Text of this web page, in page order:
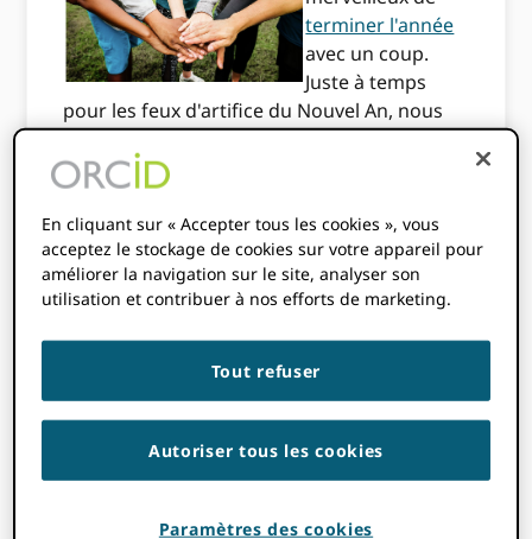
terminer l'année
avec un coup.
Juste à temps
pour les feux d'artifice du Nouvel An, nous
avons franchi une étape importante : 1,000
5,000 membres ! De plus, environ XNUMX
XNUMX chercheurs créent un iD tous les
jours, et notre API est maintenant utilisée
environ 100 millions de fois par mois !
Les chercheurs sont au cœur de tout ce que
temps à travailler avec des communautés
clés - éditeurs, instituts de recherche et
bailleurs de fonds - pour les soutenir dans
notre attention vers les chercheurs eux-
En cliquant sur « Accepter tous les cookies », vous
acceptez le stockage de cookies sur votre appareil pour
améliorer la navigation sur le site, analyser son
utilisation et contribuer à nos efforts de marketing.
Tout refuser
Autoriser tous les cookies
Paramètres des cookies